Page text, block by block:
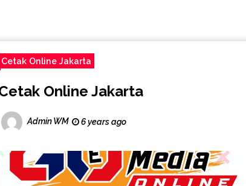
Cetak Online Jakarta
Online Jakarta
Admin WM 6 years ago